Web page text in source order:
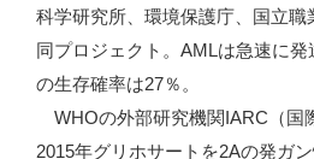
科学研究所、環境保護庁、国立
同プロジェクト。AMLは急速に
の生存確率は27％。
WHOの外部研究機関IARC（国
2015年グリホサートを2Aの発ガ